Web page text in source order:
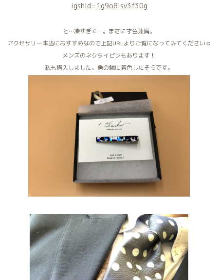
igshid=1g9o8isv3f30g
と…凄すぎて…。まさに才色兼備。
アクセサリー本当におすすめなので上記URLよりご覧になってみてください☺
メンズのネクタイピンもあります！
私も購入しました。魚の鱗に着色したそうです。